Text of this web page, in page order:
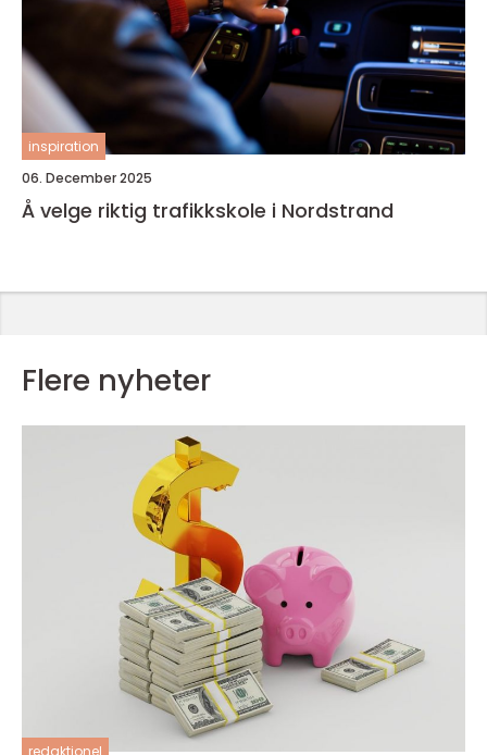
inspiration
06. December 2025
Å velge riktig trafikkskole i Nordstrand
Flere nyheter